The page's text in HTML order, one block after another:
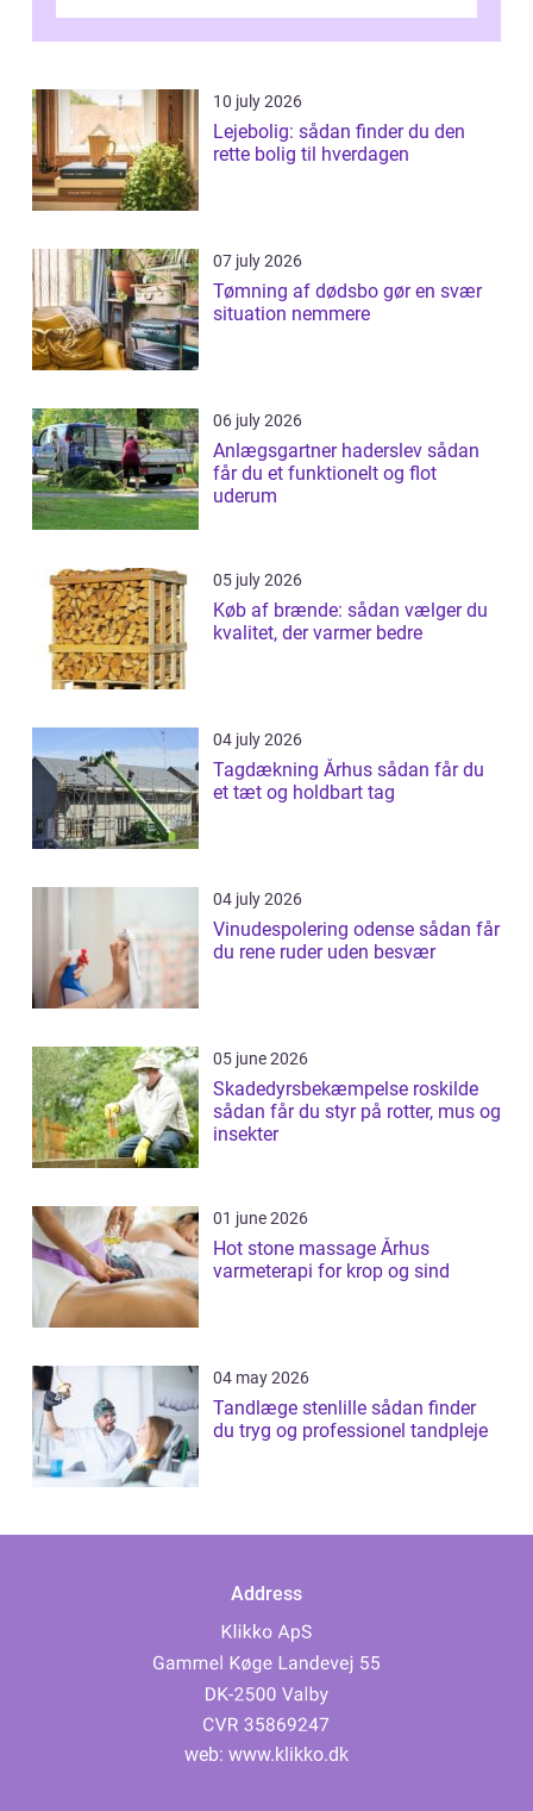
10 july 2026
Lejebolig: sådan finder du den
rette bolig til hverdagen
07 july 2026
Tømning af dødsbo gør en svær
situation nemmere
06 july 2026
Anlægsgartner haderslev sådan
får du et funktionelt og flot
uderum
05 july 2026
Køb af brænde: sådan vælger du
kvalitet, der varmer bedre
04 july 2026
Tagdækning Århus sådan får du
et tæt og holdbart tag
04 july 2026
Vinudespolering odense sådan får
du rene ruder uden besvær
05 june 2026
Skadedyrsbekæmpelse roskilde
sådan får du styr på rotter, mus og
insekter
01 june 2026
Hot stone massage Århus
varmeterapi for krop og sind
04 may 2026
Tandlæge stenlille sådan finder
du tryg og professionel tandpleje
Address
web: www.klikko.dk